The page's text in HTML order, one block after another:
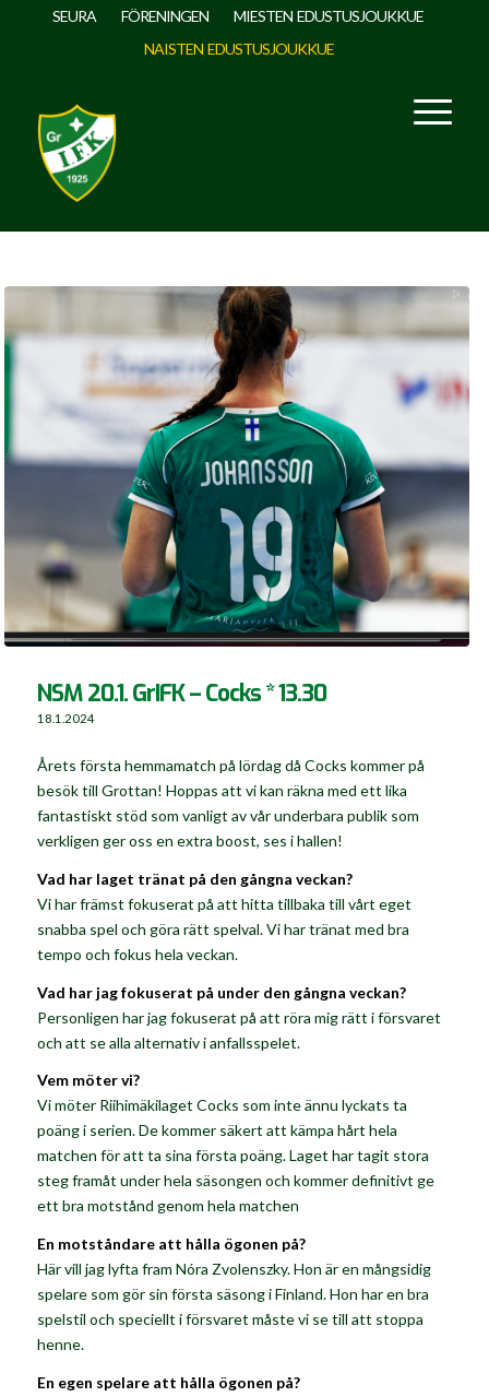
SEURA FÖRENINGEN
MIESTEN EDUSTUSJOUKKUE
NAISTEN EDUSTUSJOUKKUE
NSM 20.1. GrIFK – Cocks * 13.30
18.1.2024
Årets första hemmamatch på lördag då Cocks kommer på
besök till Grottan! Hoppas att vi kan räkna med ett lika
fantastiskt stöd som vanligt av vår underbara publik som
verkligen ger oss en extra boost, ses i hallen!
Vad har laget tränat på den gångna veckan?
Vi har främst fokuserat på att hitta tillbaka till vårt eget
snabba spel och göra rätt spelval. Vi har tränat med bra
tempo och fokus hela veckan.
Vad har jag fokuserat på under den gångna veckan?
Personligen har jag fokuserat på att röra mig rätt i försvaret
och att se alla alternativ i anfallsspelet.
Vem möter vi?
Vi möter Riihimäkilaget Cocks som inte ännu lyckats ta
poäng i serien. De kommer säkert att kämpa hårt hela
matchen för att ta sina första poäng. Laget har tagit stora
steg framåt under hela säsongen och kommer definitivt ge
ett bra motstånd genom hela matchen
En motståndare att hålla ögonen på?
Här vill jag lyfta fram Nóra Zvolenszky. Hon är en mångsidig
spelare som gör sin första säsong i Finland. Hon har en bra
spelstil och speciellt i försvaret måste vi se till att stoppa
henne.
En egen spelare att hålla ögonen på?